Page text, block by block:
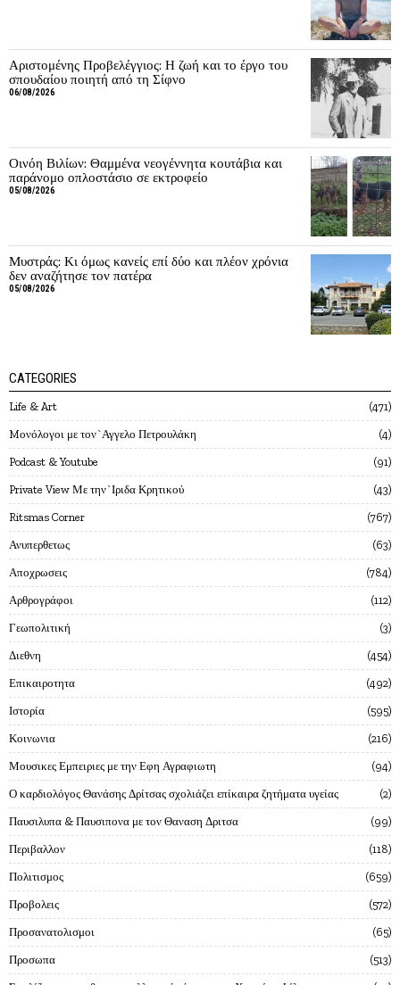
Αριστομένης Προβελέγγιος: Η ζωή και το έργο του
σπουδαίου ποιητή από τη Σίφνο
06/08/2026
Οινόη Βιλίων: Θαμμένα νεογέννητα κουτάβια και
παράνομο οπλοστάσιο σε εκτροφείο
05/08/2026
Μυστράς: Κι όμως κανείς επί δύο και πλέον χρόνια
δεν αναζήτησε τον πατέρα
05/08/2026
CATEGORIES
Life & Art 471
Mονόλογοι με τον`Αγγελο Πετρουλάκη 4
Podcast & Youtube 91
Private View Με την`Ιριδα Κρητικού 43
Ritsmas Corner 767
Ανυπερθετως 63
Αποχρωσεις 784
Αρθρογράφοι 112
Γεωπολιτική 3
Διεθνη 454
Επικαιροτητα 492
Ιστορία 595
Κοινωνια 216
Μουσικες Εμπειριες με την Εφη Αγραφιωτη 94
Ο καρδιολόγος Θανάσης Δρίτσας σχολιάζει επίκαιρα ζητήματα υγείας 2
Παυσιλυπα & Παυσιπονα με τον Θαναση Δριτσα 99
Περιβαλλον 118
Πολιτισμος 659
Προβολεις 572
Προσανατολισμοι 65
Προσωπα 513